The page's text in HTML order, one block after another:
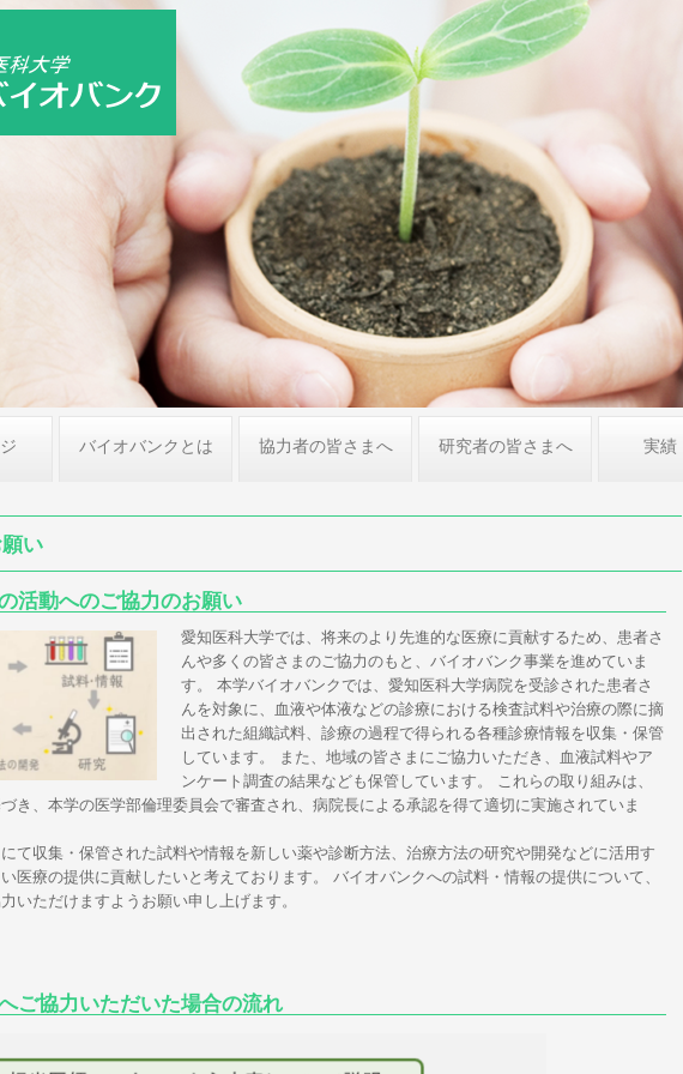
い
活動へのご協力のお願い
愛知医科大学では、将来のより先進的な医療に貢献するため、患者さ
んや多くの皆さまのご協力のもと、バイオバンク事業を進めていま
す。 本学バイオバンクでは、愛知医科大学病院を受診された患者さ
んを対象に、血液や体液などの診療における検査試料や治療の際に摘
出された組織試料、診療の過程で得られる各種診療情報を収集・保管
しています。 また、地域の皆さまにご協力いただき、血液試料やア
ンケート調査の結果なども保管しています。 これらの取り組みは、
き、本学の医学部倫理委員会で審査され、病院長による承認を得て適切に実施されていま
て収集・保管された試料や情報を新しい薬や診断方法、治療方法の研究や開発などに活用す
医療の提供に貢献したいと考えております。 バイオバンクへの試料・情報の提供について、
いただけますようお願い申し上げます。
ご協力いただいた場合の流れ
バイオバンクとは 協力者の皆さまへ 研究者の皆さまへ 実績